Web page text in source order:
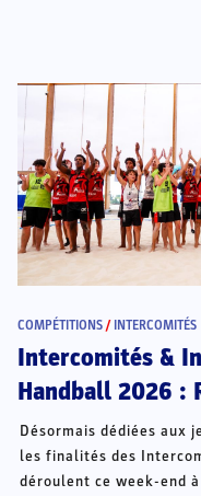
COMPÉTITIONS / INTERCOMITÉS
Intercomités &
Handball 2026 :
Désormais dédiées aux
les finalités des
déroulent ce week-end